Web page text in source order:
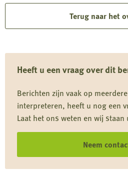
Heeft u een vraag over dit
Berichten zijn vaak op
interpreteren, heeft u nog een
Laat het ons weten en wij
Neem
Grace
de
Craneburcht
Eveline
Veilbrief-
51e
Terug naar het